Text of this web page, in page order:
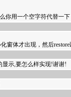
你用一个空字符代替一下
窗体才出现，然后
显示,要怎么样实现!谢谢!